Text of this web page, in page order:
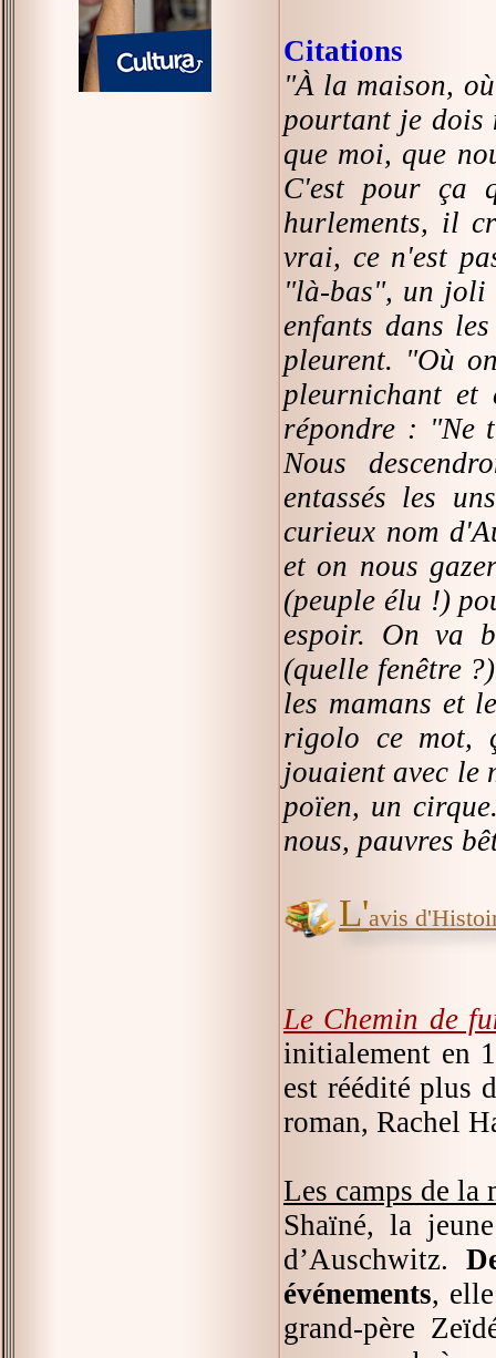
Citations
"À la maison,
pourtant je dois
que moi, que
C'est pour ça
hurlements, il
vrai, ce n'est
"là-bas", un joli
enfants dans
pleurent. "Où
pleurnichant et
répondre : "Ne
Nous
entassés les
curieux nom
et on nous
(peuple élu !)
espoir. On va
(quelle fenêtre
les mamans et
rigolo ce mot,
jouaient avec le
poïen, un
nous, pauvres
L'avis
Le Chemin de
initialement en
est réédité plus
roman, Rachel
Les camps de la
Shaïné, la
d’Auschwitz.
événements,
grand-père